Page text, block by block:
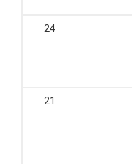
24
21